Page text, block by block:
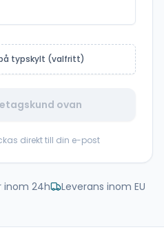
typskylt (valfritt)
ovan
direkt till din e-post
inom 24h Leverans inom EU